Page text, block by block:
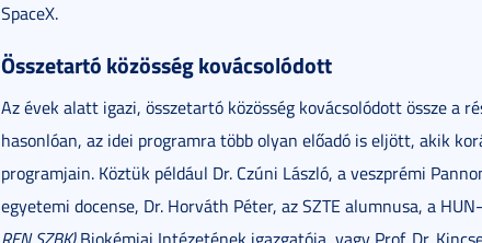
SpaceX.
Összetartó közösség kovácsolódott
Az évek alatt igazi, összetartó közösség kovácsolódott össze a
hasonlóan, az idei programra több olyan előadó is eljött, akik
programjain. Köztük például Dr. Czúni László, a veszprémi
egyetemi docense, Dr. Horváth Péter, az SZTE alumnusa, a